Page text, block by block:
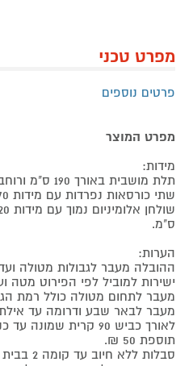
מפרט טכני
פרטים נוספים
מפרט המוצר
מידות:
תלת מושבית באורך 190 ס"מ ורוחב 76 ס"מ,
שתי כורסאות נפרדות עם מידות 70 על 76 ס"מ
ס"מ.
הערות:
ההובלה מעבר לגבולות מטולה
ישירות למוביל לפי הפירוט מטה ועד 21 ימי
מעבר לתחום מטולה כולל רמת
מעבר לבאר שבע ודרומה עד אילת -
לאורך כביש 90 קרית
תוספת 50 ₪.
סבלות ללא חיוב עד קומה 2 בבית ללא מעלית.